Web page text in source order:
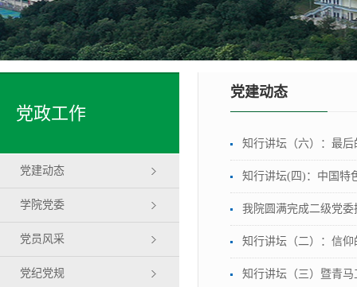
党政工作
党建动态
学院党委
党员风采
党纪党规
党建动态
知行讲坛（六）：最
知行讲坛(四)：中国特
我院圆满完成二级党
知行讲坛（二）：信仰
知行讲坛（三）暨青